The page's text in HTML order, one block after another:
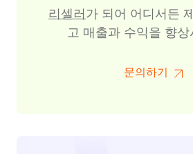
리셀러가 되어 어디서든
고 매출과 수익을 향
문의하기